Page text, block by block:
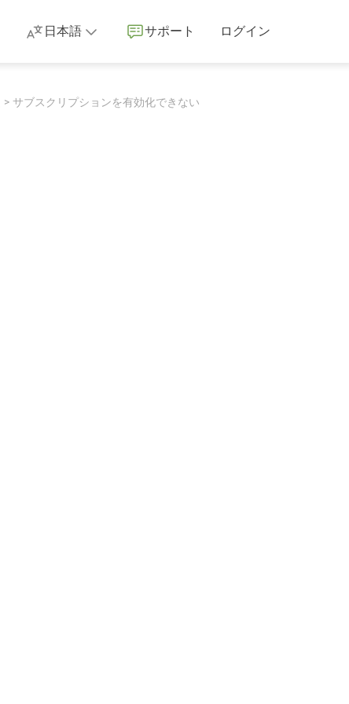
日本語 サポート ログイン
サブスクリプションを有効化できない